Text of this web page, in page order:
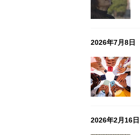
2026年7月8日
2026年2月16日